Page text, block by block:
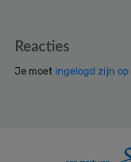
Reader
Reacties
Je moet ingelogd zijn op